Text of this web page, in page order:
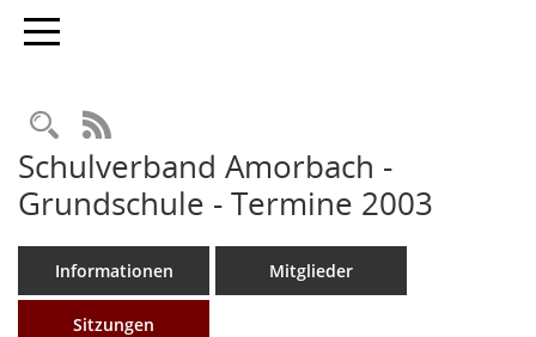
Toggle navigation
Rechercheauswahl
RSS-Feed
Schulverband Amorbach -
Grundschule - Termine 2003
Informationen Mitglieder
Sitzungen